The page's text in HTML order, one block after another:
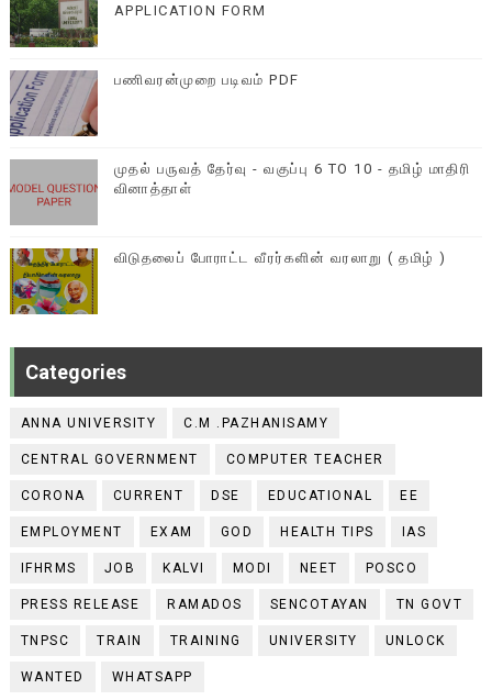
APPLICATION FORM
பணிவரன்முறை படிவம் PDF
முதல் பருவத் தேர்வு - வகுப்பு 6 TO 10 - தமிழ் மாதிரி
வினாத்தாள்
விடுதலைப் போராட்ட வீரர்களின் வரலாறு ( தமிழ் )
Categories
ANNA UNIVERSITY C.M .PAZHANISAMY
CENTRAL GOVERNMENT COMPUTER TEACHER
CORONA CURRENT DSE EDUCATIONAL EE
EMPLOYMENT EXAM GOD HEALTH TIPS IAS
IFHRMS JOB KALVI MODI NEET POSCO
PRESS RELEASE RAMADOS SENCOTAYAN TN GOVT
TNPSC TRAIN TRAINING UNIVERSITY UNLOCK
WANTED WHATSAPP